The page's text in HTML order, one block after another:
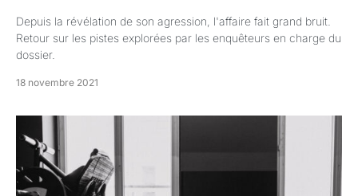
Depuis la révélation de son agression, l'affaire fait grand bruit.
Retour sur les pistes explorées par les enquêteurs en charge du
dossier.
18 novembre 2021